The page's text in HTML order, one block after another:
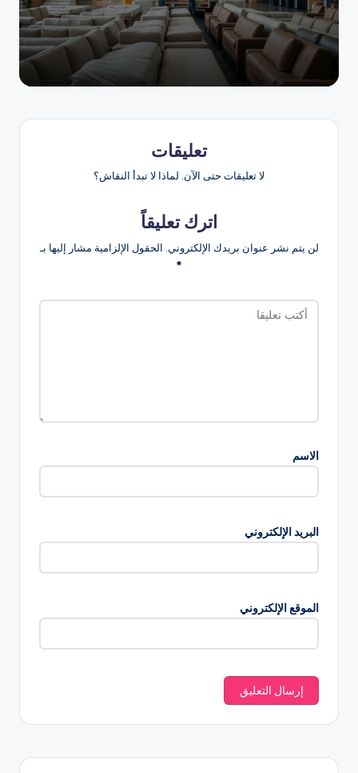
تعليقات
لا تعليقات حتى الآن. لماذا لا تبدأ النقاش؟
اترك تعليقاً
لن يتم نشر عنوان بريدك الإلكتروني. الحقول الإلزامية مشار إليها بـ
*
الاسم
البريد الإلكتروني
الموقع الإلكتروني